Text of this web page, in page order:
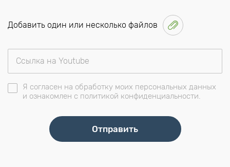
Добавить один или несколько файлов
Я согласен на обработку моих персональных данных
и ознакомлен с политикой конфиденциальности.